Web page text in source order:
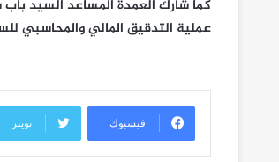
كما شارك العمدة المساعد السيد باب
عملية التدقيق المالي والمحاسبي للسنوات
فيسبوك تويتر